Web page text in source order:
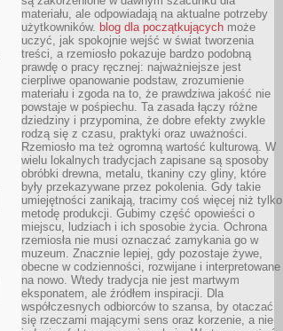
materiału, ale odpowiadają na aktualne potrzeby
użytkowników. blog dla początkujących może
uczyć, jak spokojnie wejść w świat tworzenia
treści, a rzemiosło pokazuje bardzo podobną
prawdę o pracy ręcznej: najważniejsze jest
cierpliwe opanowanie podstaw, zrozumienie
materiału i zgoda na to, że prawdziwa jakość nie
powstaje w pośpiechu. Ta zasada łączy różne
dziedziny i przypomina, że dobre efekty zwykle
rodzą się z czasu, praktyki oraz uważności.
Rzemiosło ma też ogromną wartość kulturową. W
wielu lokalnych tradycjach zapisane są sposoby
obróbki drewna, metalu, tkaniny czy gliny, które
były przekazywane przez pokolenia. Gdy takie
umiejętności zanikają, tracimy coś więcej niż tylko
metodę produkcji. Gubimy część opowieści o
miejscu, ludziach i ich sposobie życia. Ochrona
rzemiosła nie musi oznaczać zamykania go w
muzeum. Znacznie lepiej, gdy pozostaje żywe,
obecne w codzienności, rozwijane i interpretowane
na nowo. Wtedy tradycja nie jest martwym
eksponatem, ale źródłem inspiracji. Dla
współczesnych odbiorców to szansa, by otaczać
się rzeczami mającymi sens oraz korzenie, a nie